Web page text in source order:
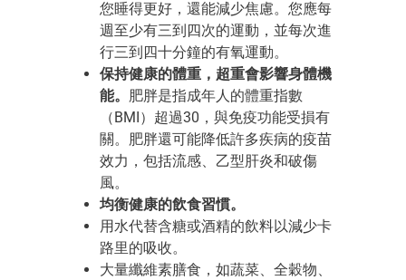
您睡得更好，還能減少焦慮。您應每
週至少有三到四次的運動，並每次進
行三到四十分鐘的有氧運動。
保持健康的體重，超重會影響身體機
能。 肥胖是指成年人的體重指數
（BMI）超過30，與免疫功能受損有
關。肥胖還可能降低許多疾病的疫苗
效力，包括流感、乙型肝炎和破傷
風。
均衡健康的飲食習慣。
用水代替含糖或酒精的飲料以減少卡
路里的吸收。
大量纖維素膳食，如蔬菜、全穀物、